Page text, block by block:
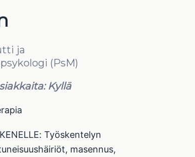
ja
(PsM)
Kyllä
Työskentelyn
masennus,